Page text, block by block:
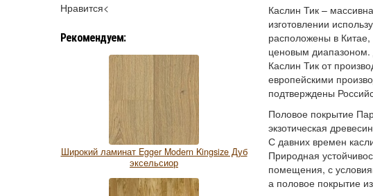
Нравится<
Рекомендуем:
Широкий ламинат Egger Modern Kingsize Дуб
эксельсиор
Каслин Тик –
изготовлении
расположены в
ценовым диапазоном.
Каслин Тик от
европейскими
подтверждены
Половое покрытие
экзотическая
С давних времен
Природная
помещения, с
а половое покрытие